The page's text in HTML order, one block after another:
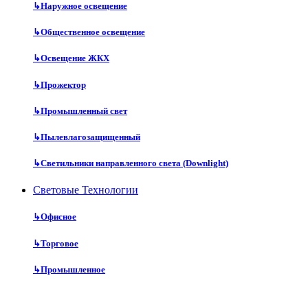
↳Наружное освещение
↳Общественное освещение
↳Освещение ЖКХ
↳Прожектор
↳Промышленный свет
↳Пылевлагозащищенный
↳Светильники направленного света (Downlight)
Световые Технологии
↳Офисное
↳Торговое
↳Промышленное